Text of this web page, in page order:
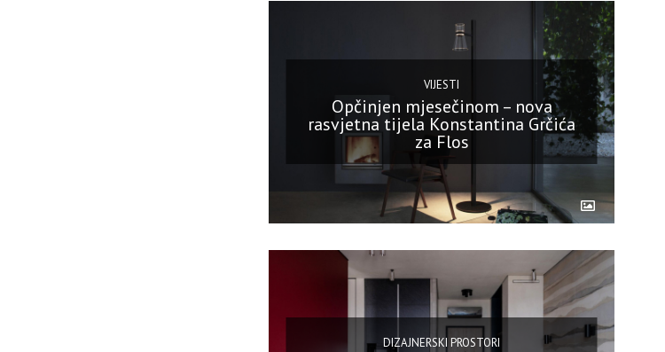
VIJESTI
Opčinjen mjesečinom – nova
rasvjetna tijela Konstantina Grčića
za Flos
DIZAJNERSKI PROSTORI